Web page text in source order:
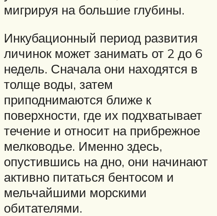
мигрируя на большие глубины.
Инкубационный период развития
личинок может занимать от 2 до 6
недель. Сначала они находятся в
толще воды, затем
приподнимаются ближе к
поверхности, где их подхватывает
течение и относит на прибрежное
мелководье. Именно здесь,
опустившись на дно, они начинают
активно питаться бентосом и
мельчайшими морскими
обитателями.